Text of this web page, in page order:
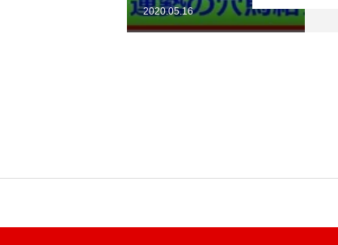
2020.05.16